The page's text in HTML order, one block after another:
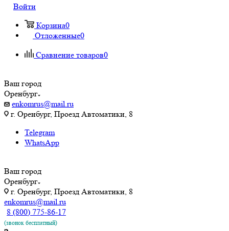
Войти
Корзина0
Отложенные0
Сравнение товаров0
Ваш город
Оренбург
enkomrus@mail.ru
г. Оренбург, Проезд Автоматики, 8
Telegram
WhatsApp
Ваш город
Оренбург
г. Оренбург, Проезд Автоматики, 8
enkomrus@mail.ru
8 (800) 775-86-17
(звонок бесплатный)